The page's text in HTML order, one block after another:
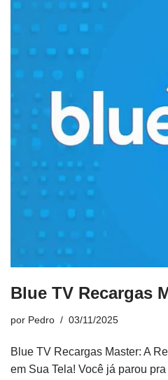
Blue TV Recargas
por Pedro 03/11/2025
Blue TV Recargas Master: A
em Sua Tela! Você já parou